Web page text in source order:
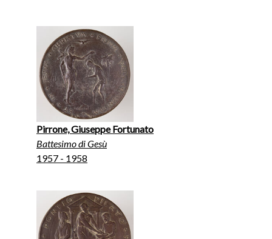
Pirrone, Giuseppe Fortunato
Battesimo di Gesù
1957 - 1958